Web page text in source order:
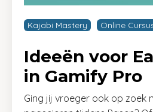
Kajabi Mastery Online
Ideeën voor
in Gamify Pro
Ging jij vroeger ook op zoek